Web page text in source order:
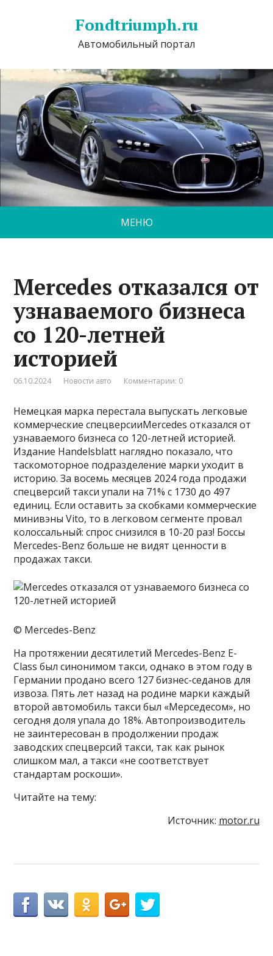
Fondtriumph.ru
Автомобильный портал
МЕНЮ
Mercedes отказался от
узнаваемого бизнеса
со 120-летней
историей
06.10.2024 Новости авто Комментарии: 0
Немецкая марка перестала выпускать легковые
коммерческие спецверсииMercedes отказался от
узнаваемого бизнеса со 120-летней историей.
Издание Handelsblatt наглядно показало, что
таскомоторное подразделение марки уходит в
историю. За восемь месяцев 2024 года продажи
спецверсий такси упали на 71% с 1730 до 497
единиц. Если оставить за скобками коммерческие
минивэны Vito, то в легковом сегменте провал
колоссальный: спрос снизился в 10-20 раз! Боссы
Mercedes-Benz больше не видят ценности в
продажах такси.
© Mercedes-Benz
На протяжении десятилетий Mercedes-Benz E-
Class был синонимом такси, однако в этом году в
Германии продано всего 127 бизнес-седанов для
извоза. Пять лет назад на родине марки каждый
второй автомобиль такси был «Мерседесом», но
сегодня доля упала до 18%. Автопроизводитель
не заинтересован в продолжении продаж
заводских спецверсий такси, так как рынок
слишком мал, а такси «не соответствует
стандартам роскоши».
Читайте на тему:
Источник: motor.ru